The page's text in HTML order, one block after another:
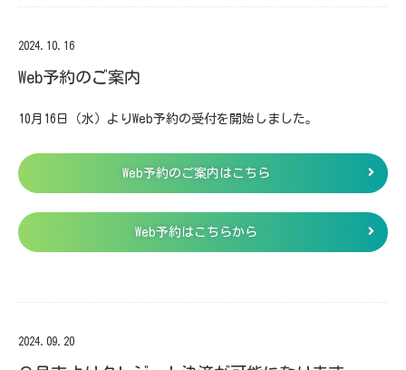
2024.10.16
Web予約のご案内
10月16日（水）よりWeb予約の受付を開始しました。
Web予約のご案内はこちら
Web予約はこちらから
2024.09.20